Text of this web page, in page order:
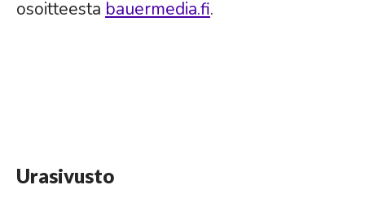
osoitteesta bauermedia.fi.
Urasivusto